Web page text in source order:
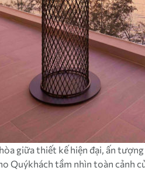
giữa thiết kế hiện đại, ấn
Quýkhách tầm nhìn toàn cảnh